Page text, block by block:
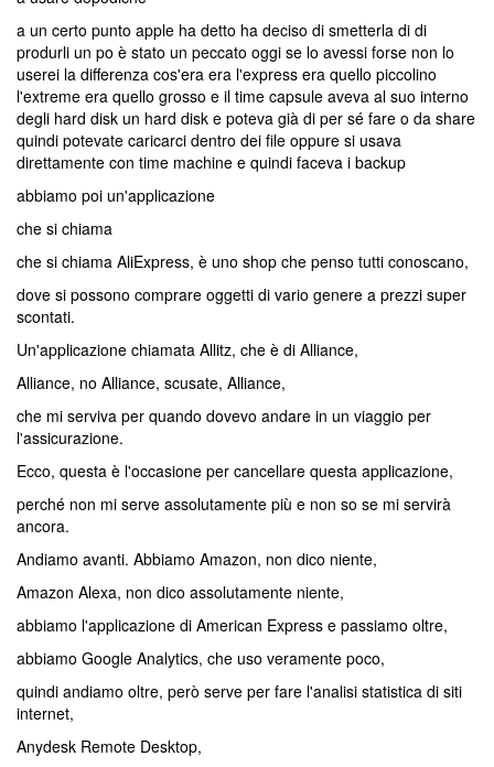
a un certo punto apple ha detto ha deciso di smetterla di di
produrli un po è stato un peccato oggi se lo avessi forse non lo
userei la differenza cos'era era l'express era quello piccolino
l'extreme era quello grosso e il time capsule aveva al suo interno
degli hard disk un hard disk e poteva già di per sé fare o da share
quindi potevate caricarci dentro dei file oppure si usava
direttamente con time machine e quindi faceva i backup
abbiamo poi un'applicazione
che si chiama
che si chiama AliExpress, è uno shop che penso tutti conoscano,
dove si possono comprare oggetti di vario genere a prezzi super
scontati.
Un'applicazione chiamata Allitz, che è di Alliance,
Alliance, no Alliance, scusate, Alliance,
che mi serviva per quando dovevo andare in un viaggio per
l'assicurazione.
Ecco, questa è l'occasione per cancellare questa applicazione,
perché non mi serve assolutamente più e non so se mi servirà
ancora.
Andiamo avanti. Abbiamo Amazon, non dico niente,
Amazon Alexa, non dico assolutamente niente,
abbiamo l'applicazione di American Express e passiamo oltre,
abbiamo Google Analytics, che uso veramente poco,
quindi andiamo oltre, però serve per fare l'analisi statistica di siti
internet,
Anydesk Remote Desktop,